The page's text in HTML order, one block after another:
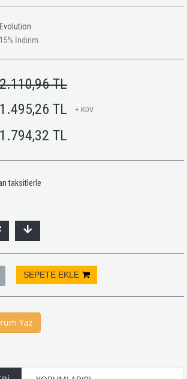
Evolution
%
15 İndirim
2.110,96 TL
1.495,26 TL + KDV
1.794,32 TL
taksitlerle
Yaz